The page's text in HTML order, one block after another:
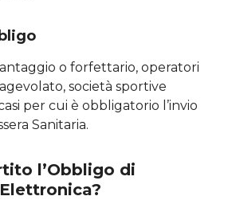
o forfettario, operatori
società sportive
per cui è obbligatorio l’invio
Sanitaria.
l’Obbligo di